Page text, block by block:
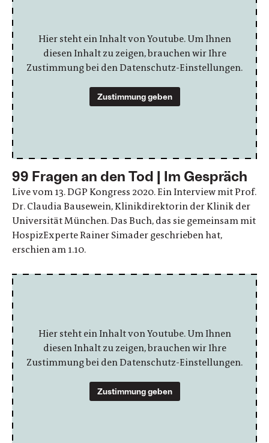
Hier steht ein Inhalt von Youtube. Um Ihnen
diesen Inhalt zu zeigen, brauchen wir Ihre
Zustimmung bei den Datenschutz-Einstellungen.
Zustimmung geben
99 Fragen an den Tod | Im Gespräch
Live vom 13. DGP Kongress 2020. Ein Interview mit Prof.
Dr. Claudia Bausewein, Klinikdirektorin der Klinik der
Universität München. Das Buch, das sie gemeinsam mit
HospizExperte Rainer Simader geschrieben hat,
erschien am 1.10.
Hier steht ein Inhalt von Youtube. Um Ihnen
diesen Inhalt zu zeigen, brauchen wir Ihre
Zustimmung bei den Datenschutz-Einstellungen.
Zustimmung geben